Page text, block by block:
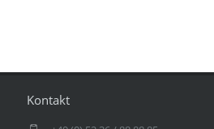
Kontakt